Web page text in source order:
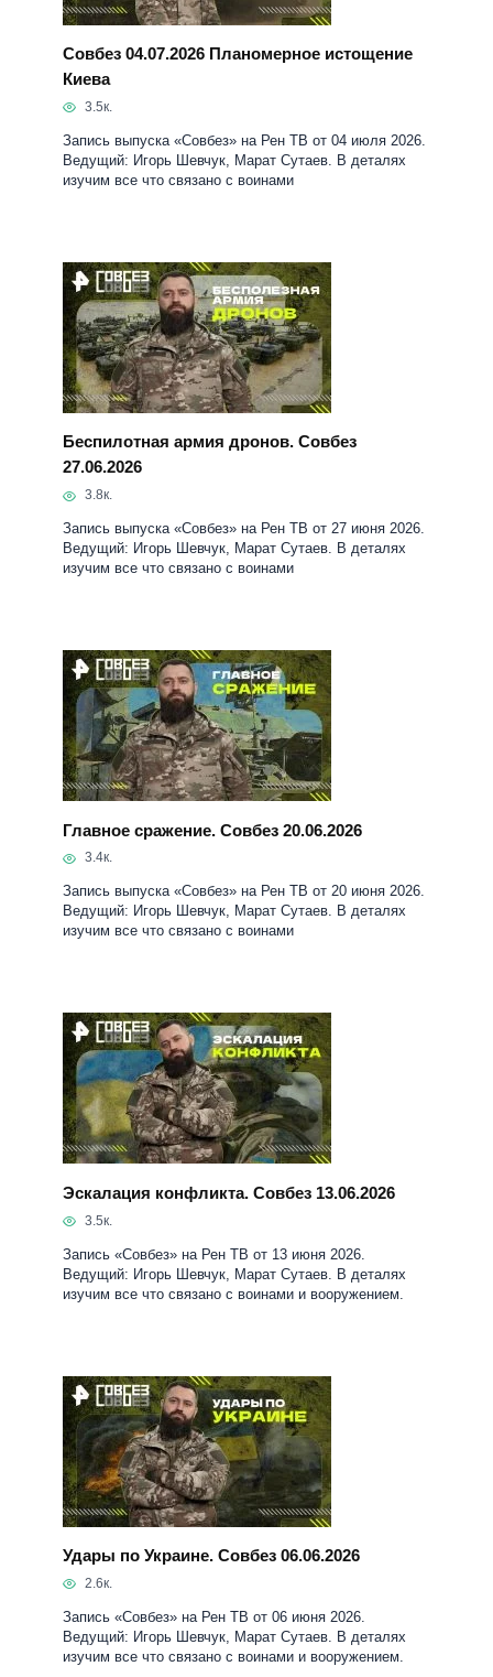
Совбез 04.07.2026 Планомерное истощение
Киева
3.5к.
Запись выпуска «Совбез» на Рен ТВ от 04 июля 2026.
Ведущий: Игорь Шевчук, Марат Сутаев. В деталях
изучим все что связано с воинами
Беспилотная армия дронов. Совбез
27.06.2026
3.8к.
Запись выпуска «Совбез» на Рен ТВ от 27 июня 2026.
Ведущий: Игорь Шевчук, Марат Сутаев. В деталях
изучим все что связано с воинами
Главное сражение. Совбез 20.06.2026
3.4к.
Запись выпуска «Совбез» на Рен ТВ от 20 июня 2026.
Ведущий: Игорь Шевчук, Марат Сутаев. В деталях
изучим все что связано с воинами
Эскалация конфликта. Совбез 13.06.2026
3.5к.
Запись «Совбез» на Рен ТВ от 13 июня 2026.
Ведущий: Игорь Шевчук, Марат Сутаев. В деталях
изучим все что связано с воинами и вооружением.
Удары по Украине. Совбез 06.06.2026
2.6к.
Запись «Совбез» на Рен ТВ от 06 июня 2026.
Ведущий: Игорь Шевчук, Марат Сутаев. В деталях
изучим все что связано с воинами и вооружением.